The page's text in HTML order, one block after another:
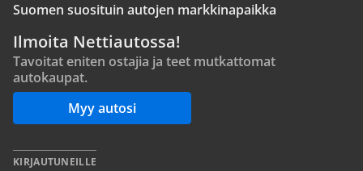
Suomen suosituin autojen markkinapaikka
Ilmoita Nettiautossa!
Tavoitat eniten ostajia ja teet mutkattomat
autokaupat.
Myy autosi
KIRJAUTUNEILLE